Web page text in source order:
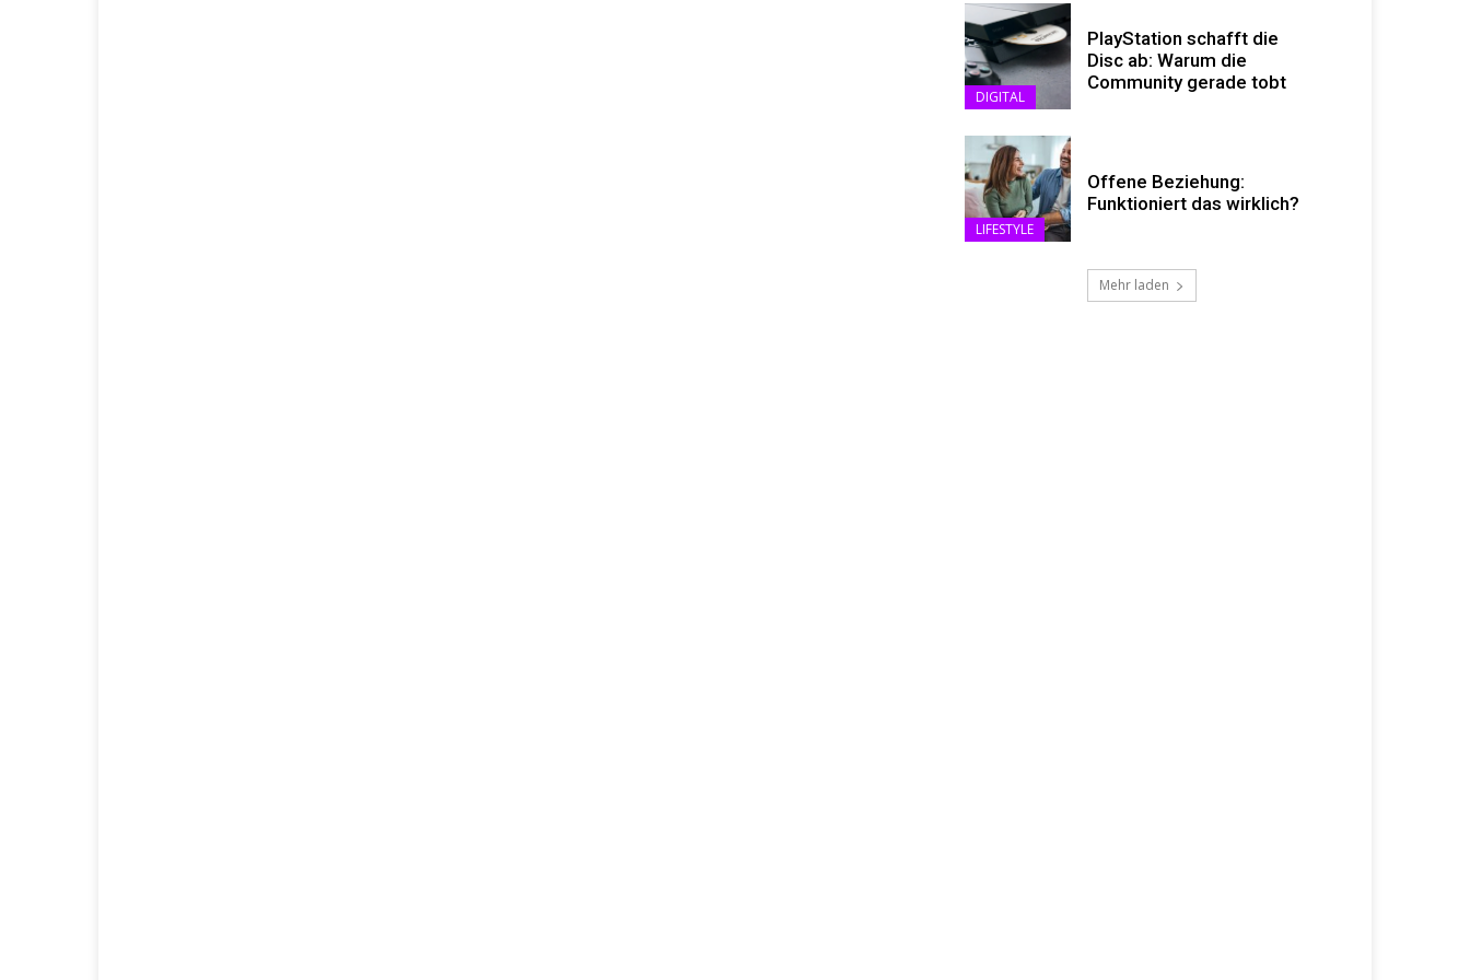
DIGITAL
PlayStation schafft die
Disc ab: Warum die
Community gerade tobt
LIFESTYLE
Offene Beziehung:
Funktioniert das wirklich?
Mehr laden